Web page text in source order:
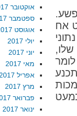
אח
אוקטובר 2017
ספטמבר 2017
אוגוסט 2017
יולי 2017
יוני 2017
מאי 2017
אפריל 2017
מרץ 2017
פברואר 2017
ינואר 2017